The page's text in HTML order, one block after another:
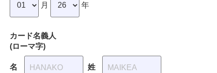
務等の本規約上の履行責任を免れないものとします。
た内容に変更が生じた場合、利用者は、当社所定の方法に
より、遅滞なく、その旨を届け出るものとします。
２ 前項の届出を怠った場合、利用者が不利益を被ったと
しても、当社は一切その責任を負いません。また、当社か
らの通知等が利用者に不到達となっても、通常到達すべき
月 年
カード名義人
(ローマ字)
名 姓